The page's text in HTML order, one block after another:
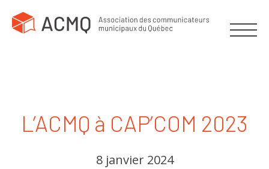
L’ACMQ à CAP’COM 2023
8 janvier 2024